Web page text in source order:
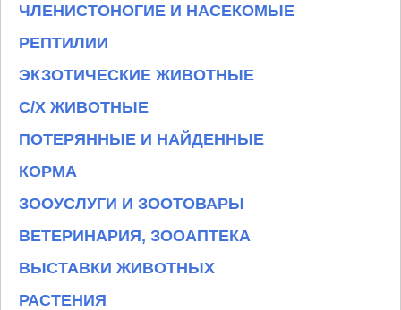
ЧЛЕНИСТОНОГИЕ И НАСЕКОМЫЕ
РЕПТИЛИИ
ЭКЗОТИЧЕСКИЕ ЖИВОТНЫЕ
С/Х ЖИВОТНЫЕ
ПОТЕРЯННЫЕ И НАЙДЕННЫЕ
КОРМА
ЗООУСЛУГИ И ЗООТОВАРЫ
ВЕТЕРИНАРИЯ, ЗООАПТЕКА
ВЫСТАВКИ ЖИВОТНЫХ
РАСТЕНИЯ